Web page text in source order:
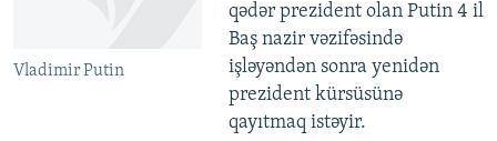
Vladimir Putin
qədər prezident olan Putin 4 il
Baş nazir vəzifəsində
işləyəndən sonra yenidən
prezident kürsüsünə
qayıtmaq istəyir.